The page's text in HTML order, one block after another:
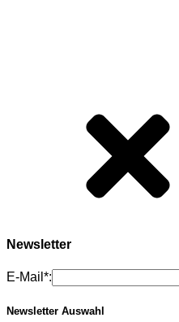
Newsletter
E-Mail*:
Newsletter Auswahl